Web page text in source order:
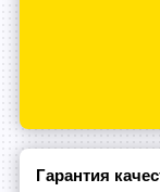
Гарантия